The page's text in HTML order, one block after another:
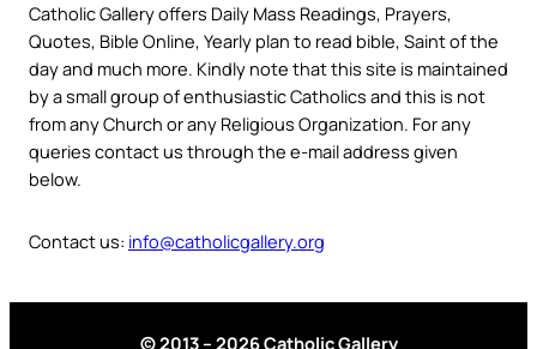
Catholic Gallery offers Daily Mass Readings, Prayers,
Quotes, Bible Online, Yearly plan to read bible, Saint of the
day and much more. Kindly note that this site is maintained
by a small group of enthusiastic Catholics and this is not
from any Church or any Religious Organization. For any
queries contact us through the e-mail address given
below.
Contact us: info@catholicgallery.org
© 2013 – 2026 Catholic Gallery